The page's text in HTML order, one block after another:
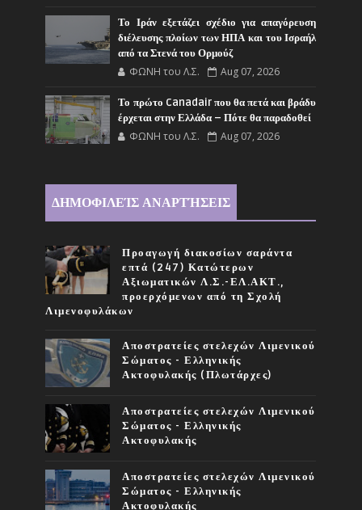
Το Ιράν εξετάζει σχέδιο για απαγόρευση
διέλευσης πλοίων των ΗΠΑ και του Ισραήλ
από τα Στενά του Ορμούζ
ΦΩΝΗ του Λ.Σ. Aug 07, 2026
Το πρώτο Canadair που θα πετά και βράδυ
έρχεται στην Ελλάδα – Πότε θα παραδοθεί
ΦΩΝΗ του Λ.Σ. Aug 07, 2026
ΔΗΜΟΦΙΛΕΊΣ ΑΝΑΡΤΉΣΕΙΣ
Προαγωγή διακοσίων σαράντα
επτά (247) Κατώτερων
Αξιωματικών Λ.Σ.-ΕΛ.ΑΚΤ.,
προερχόμενων από τη Σχολή
Λιμενοφυλάκων
Αποστρατείες στελεχών Λιμενικού
Σώματος - Ελληνικής
Ακτοφυλακής (Πλωτάρχες)
Αποστρατείες στελεχών Λιμενικού
Σώματος - Ελληνικής
Ακτοφυλακής
Αποστρατείες στελεχών Λιμενικού
Σώματος - Ελληνικής
Ακτοφυλακής